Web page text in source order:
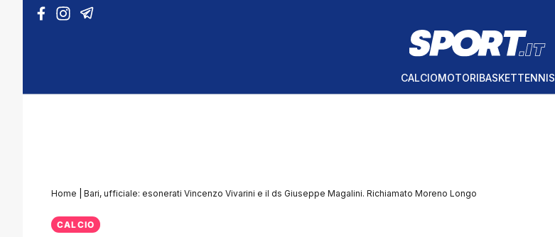
Vai al contenuto
CALCIOMOTORIBASKETTENNIS
Home Bari, ufficiale: esonerati Vincenzo Vivarini e il ds Giuseppe Magalini. Richiamato Moreno Longo
CALCIO